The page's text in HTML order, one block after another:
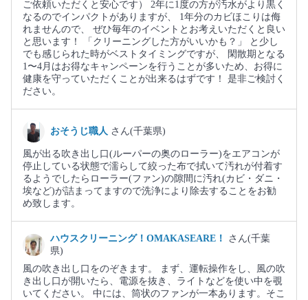
ご依頼いただくと安心です） 2年に1度の方が汚水がより黒く
なるのでインパクトがありますが、 1年分のカビほこりは侮
れませんので、 ぜひ毎年のイベントとお考えいただくと良い
と思います！ 「クリーニングした方がいいかも？」 と少し
でも感じられた時がベストタイミングですが、 閑散期となる
1〜4月はお得なキャンペーンを行うことが多いため、お得に
健康を守っていただくことが出来るはずです！ 是非ご検討く
ださい。
おそうじ職人 さん(千葉県)
風が出る吹き出し口(ルーパーの奥のローラー)をエアコンが
停止している状態で濡らして絞った布で拭いて汚れが付着す
るようでしたらローラー(ファン)の隙間に汚れ(カビ・ダニ・
埃など)が詰まってますので洗浄により除去することをお勧
め致します。
ハウスクリーニング！OMAKASEARE！
さん(千葉
県)
風の吹き出し口をのぞきます。 まず、運転操作をし、風の吹
き出し口が開いたら、電源を抜き、ライトなどを使い中を覗
いてください。 中には、筒状のファンが一本あります。そこ